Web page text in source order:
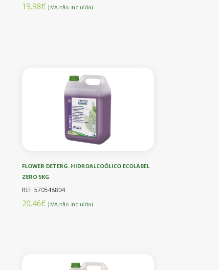
19.98€ (IVA não incluído)
FLOWER DETERG. HIDROALCOÓLICO ECOLABEL
ZERO 5KG
REF: 570548804
20.46€ (IVA não incluído)